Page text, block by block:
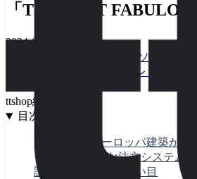
「THE SPOT FABULOUS
2024-06-12
ソウルカフ
レトロ
ttshop編集部
目次
1950年代のヨーロッパ建築が美
ユニークな注文システム
訪れるなら平日が狙い目